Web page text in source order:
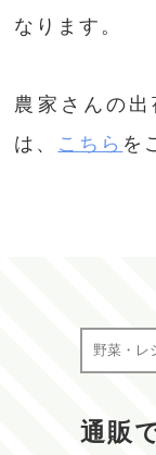
通販
なります。
農家さんの
は、 こちら を